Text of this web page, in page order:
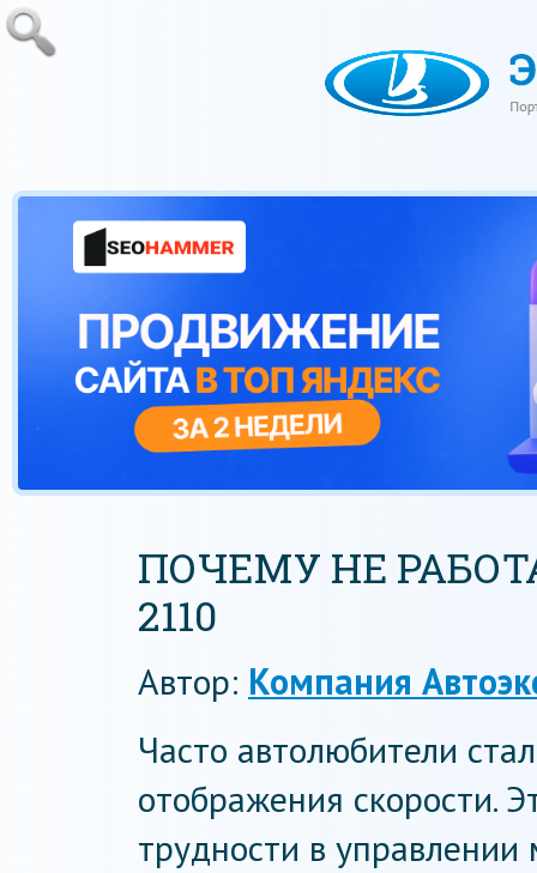
ПОЧЕМУ НЕ
2110
Автор: Компания
Часто автолюбители
отображения скорости.
трудности в